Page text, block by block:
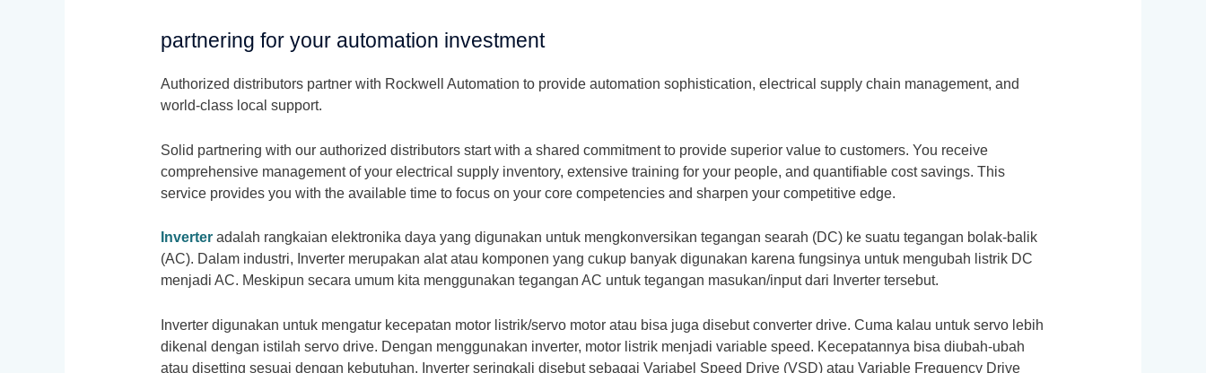
partnering for your automation investment
Authorized distributors partner with Rockwell Automation to provide automation sophistication, electrical supply chain management, and
world-class local support.
Solid partnering with our authorized distributors start with a shared commitment to provide superior value to customers. You receive
comprehensive management of your electrical supply inventory, extensive training for your people, and quantifiable cost savings. This
service provides you with the available time to focus on your core competencies and sharpen your competitive edge.
Inverter adalah rangkaian elektronika daya yang digunakan untuk mengkonversikan tegangan searah (DC) ke suatu tegangan bolak-balik
(AC). Dalam industri, Inverter merupakan alat atau komponen yang cukup banyak digunakan karena fungsinya untuk mengubah listrik DC
menjadi AC. Meskipun secara umum kita menggunakan tegangan AC untuk tegangan masukan/input dari Inverter tersebut.
Inverter digunakan untuk mengatur kecepatan motor listrik/servo motor atau bisa juga disebut converter drive. Cuma kalau untuk servo lebih
dikenal dengan istilah servo drive. Dengan menggunakan inverter, motor listrik menjadi variable speed. Kecepatannya bisa diubah-ubah
atau disetting sesuai dengan kebutuhan, Inverter seringkali disebut sebagai Variabel Speed Drive (VSD) atau Variable Frequency Drive